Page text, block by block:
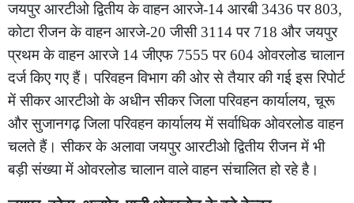
जयपुर आरटीओ द्वितीय के वाहन आरजे-14 आरबी 3436 पर 803,
कोटा रीजन के वाहन आरजे-20 जीसी 3114 पर 718 और जयपुर
प्रथम के वाहन आरजे 14 जीएफ 7555 पर 604 ओवरलोड चालान
दर्ज किए गए हैं। परिवहन विभाग की ओर से तैयार की गई इस रिपोर्ट
में सीकर आरटीओ के अधीन सीकर जिला परिवहन कार्यालय, चूरू
और सुजानगढ़ जिला परिवहन कार्यालय में सर्वाधिक ओवरलोड वाहन
चलते हैं। सीकर के अलावा जयपुर आरटीओ द्वितीय रीजन में भी
बड़ी संख्या में ओवरलोड चालान वाले वाहन संचालित हो रहे है।